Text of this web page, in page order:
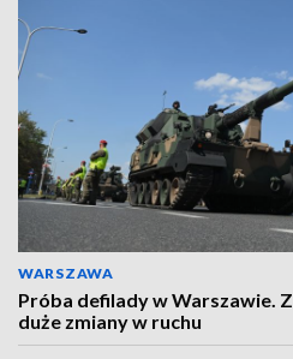
WARSZAWA
Próba defilady w Warszawie.
duże zmiany w ruchu